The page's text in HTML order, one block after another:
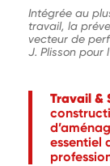
Intégrée au
travail, la
vecteur de
J. Plisson pour
Travail &
essentiel